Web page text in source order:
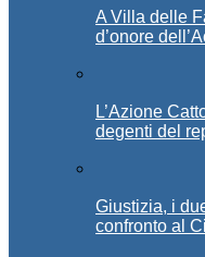
A Villa delle
d’onore
L’Azione
degenti del
Giustizia, i
confronto al